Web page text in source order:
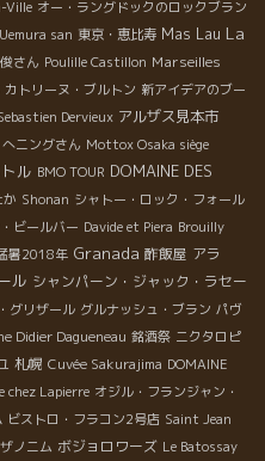
Ville オー・ラングドックのロックブラン
Uemura san 東京・恵比寿 Mas Lau La
俊さん Poulille Castillon Marseilles
カトリーヌ・ブルトン 新アイデアのブー
Dervieux アルザス見本市
へニングさん Mottox Osaka siège
ル BMO TOUR DOMAINE DES
Shonan シャトー・ロック・フォール
ビールバー Davide et Piera Brouilly
暑2018年 Granada 酢飯屋 アラ
ル シャンパーン・ジャック・ラセー
グリザール グルナッシュ・ブラン パヴ
Didier Dagueneau 銘酒祭 ニクタロピ
札幌 Cuvée Sakurajima DOMAINE
chez Lapierre オジル・フランジャン・
ビストロ・フラコン2号店 Saint Jean
ノニム ボジョロワーズ Le Batossay